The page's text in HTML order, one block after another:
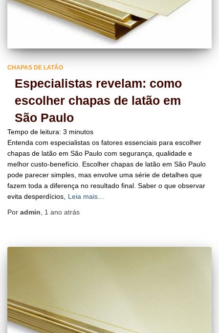
CHAPAS DE LATÃO
Especialistas revelam: como
escolher chapas de latão em
São Paulo
Tempo de leitura: 3 minutos
Entenda com especialistas os fatores essenciais para escolher
chapas de latão em São Paulo com segurança, qualidade e
melhor custo-benefício. Escolher chapas de latão em São Paulo
pode parecer simples, mas envolve uma série de detalhes que
fazem toda a diferença no resultado final. Saber o que observar
evita desperdícios,
Leia mais…
Por admin 1 ano atrás